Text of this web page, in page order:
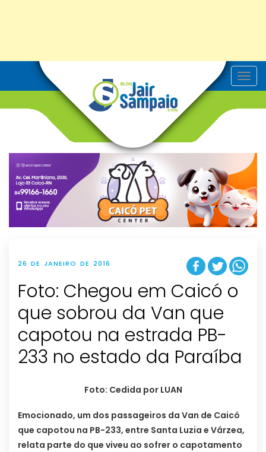
T
o
v
g
t
i
o
n
26 DE JANEIRO DE 2016
Foto: Chegou em Caicó o
que sobrou da Van que
capotou na estrada PB-
233 no estado da Paraíba
Foto: Cedida por LUAN
Emocionado, um dos passageiros da Van de Caicó
que capotou na PB-233, entre Santa Luzia e Várzea,
relata parte do que viveu ao sofrer o capotamento